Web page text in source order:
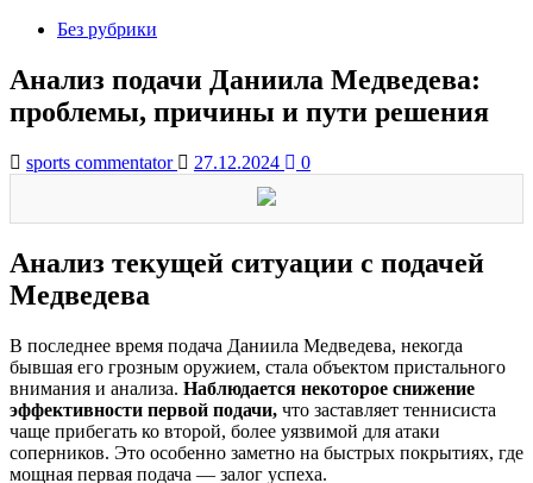
Без рубрики
Анализ подачи Даниила Медведева:
проблемы, причины и пути решения
sports commentator 27.12.2024 0
Анализ текущей ситуации с подачей
Медведева
В последнее время подача Даниила Медведева, некогда
бывшая его грозным оружием, стала объектом пристального
внимания и анализа. Наблюдается некоторое снижение
эффективности первой подачи, что заставляет теннисиста
чаще прибегать ко второй, более уязвимой для атаки
соперников. Это особенно заметно на быстрых покрытиях, где
мощная первая подача — залог успеха.